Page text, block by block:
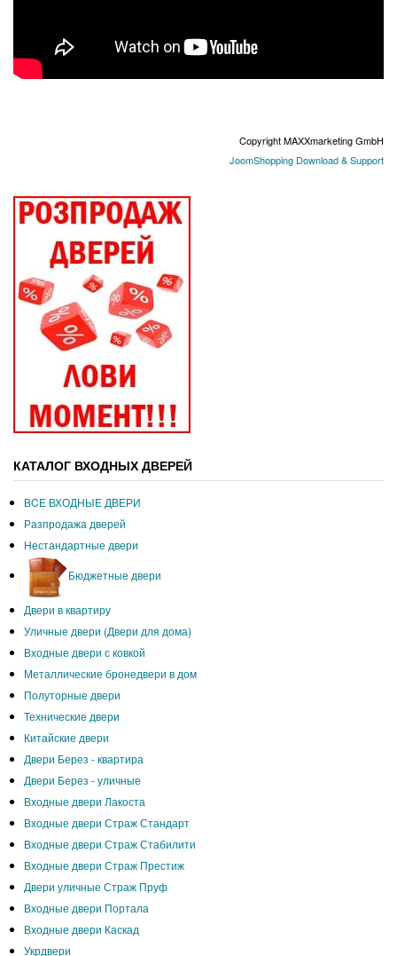
Copyright MAXXmarketing GmbH
JoomShopping Download & Support
КАТАЛОГ ВХОДНЫХ ДВЕРЕЙ
ВCЕ ВХОДНЫЕ ДВЕРИ
Разпродажа дверей
Нестандартные двери
Бюджетные двери
Двери в квартиру
Уличные двери (Двери для дома)
Входные двери с ковкой
Металлические бронедвери в дом
Полуторные двери
Технические двери
Китайские двери
Двери Берез - квартира
Двери Берез - уличные
Входные двери Лакоста
Входные двери Страж Стандарт
Входные двери Страж Стабилити
Входные двери Страж Престиж
Двери уличные Страж Пруф
Входные двери Портала
Входные двери Каскад
Укрдвери